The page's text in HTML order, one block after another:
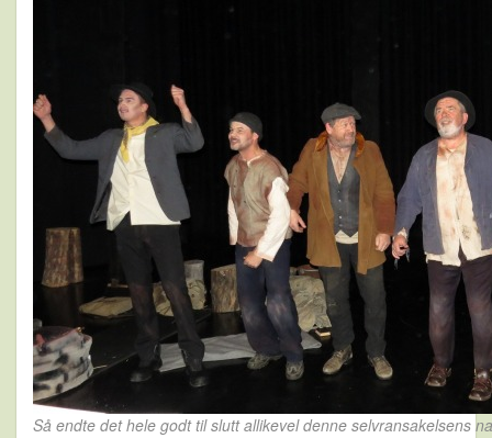
Så endte det hele godt til slutt allikevel denne selvransakelsens